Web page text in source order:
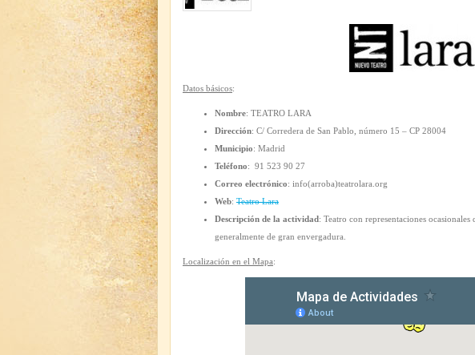
Datos básicos:
Nombre: TEATRO LARA
Dirección: C/ Corredera de San Pablo, número 15 – CP 28004
Municipio: Madrid
Teléfono: 91 523 90 27
Correo electrónico: info(arroba)teatrolara.org
Web: Teatro Lara
Descripción de la actividad: Teatro con representaciones
generalmente de gran envergadura.
Localización en el Mapa: